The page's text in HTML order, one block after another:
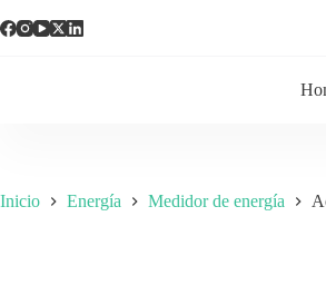
Inicio Energía Medidor de energía